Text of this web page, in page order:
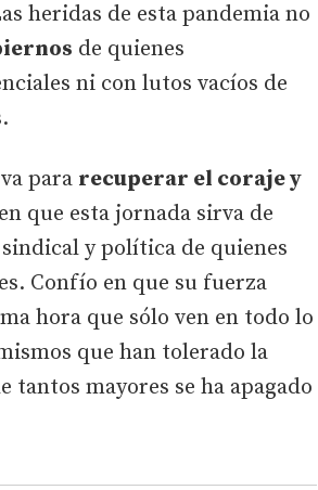
heridas de esta pandemia no
de quienes
ni con lutos vacíos de
para recuperar el coraje y
que esta jornada sirva de
y política de quienes
Confío en que su fuerza
hora que sólo ven en todo lo
que han tolerado la
mayores se ha apagado